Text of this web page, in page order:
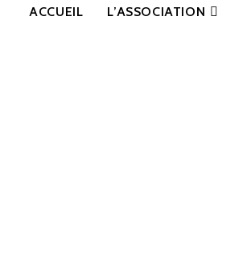
ACCUEIL L’ASSOCIATION